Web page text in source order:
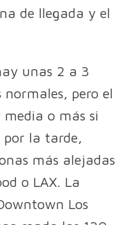
de llegada y el
unas 2 a 3
pero el
o más si
por la tarde,
más alejadas
o LAX. La
Los